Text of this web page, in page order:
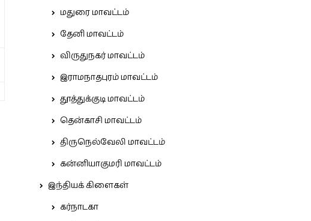
மதுரை மாவட்டம்
தேனி மாவட்டம்
விருதுநகர் மாவட்டம்
இராமநாதபுரம் மாவட்டம்
தூத்துக்குடி மாவட்டம்
தென்காசி மாவட்டம்
திருநெல்வேலி மாவட்டம்
கன்னியாகுமரி மாவட்டம்
இந்தியக் கிளைகள்
கர்நாடகா